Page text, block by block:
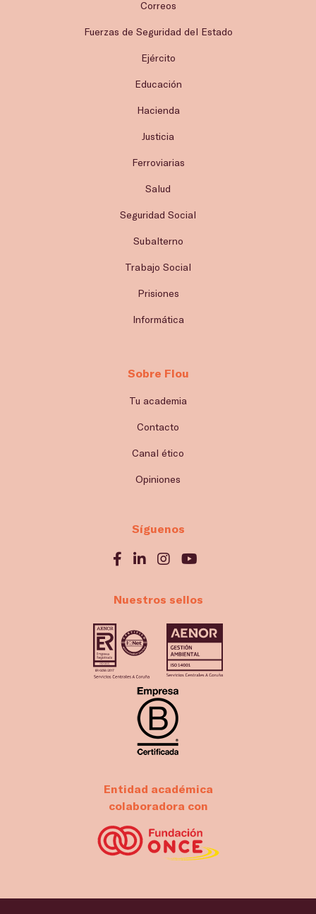
Correos
Fuerzas de Seguridad del Estado
Ejército
Educación
Hacienda
Justicia
Ferroviarias
Salud
Seguridad Social
Subalterno
Trabajo Social
Prisiones
Informática
Sobre Flou
Tu academia
Contacto
Canal ético
Opiniones
Síguenos
Nuestros sellos
Entidad académica
colaboradora con